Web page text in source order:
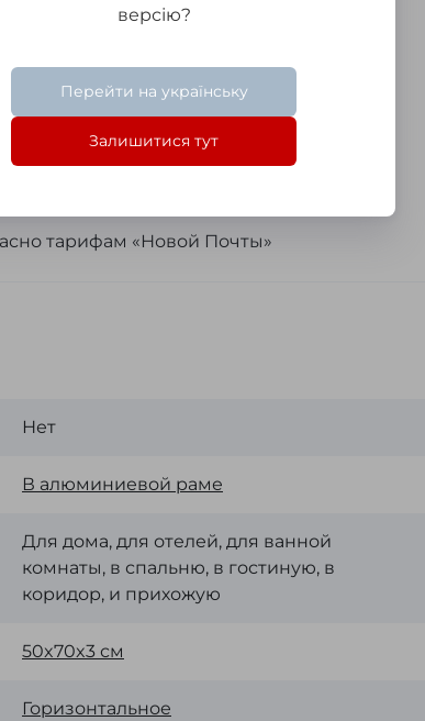
провода под 220)
White.
тарифам «Новой Почты»
Нет
В алюминиевой раме
Для дома, для отелей, для ванной
комнаты, в спальню, в гостиную, в
коридор, и прихожую
50x70x3 см
Горизонтальное
версію?
Перейти на українську
Залишитися тут